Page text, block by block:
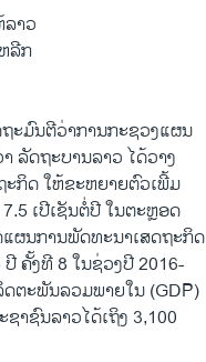
າວ
ລີກ
ະມົນຕີວ່າການກະຊວງແຜນ
ລັດຖະບານລາວ ໄດ້ວາງ
ກິດ ໃຫ້ຂະຫຍາຍຕົວເພີ້ມ
ເປີເຊັນຕໍ່ປີ ໃນຕະຫຼອດ
ຜນການພັດທະນາເສດຖະກິດ
ຄັ້ງທີ 8 ໃນຊ່ວງປີ 2016-
ຕະພັນລວມພາຍໃນ (GDP)
າຊົນລາວໄດ້ເຖິງ 3,100